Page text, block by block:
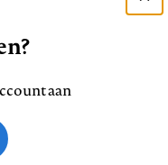
ons
verdienen
aan